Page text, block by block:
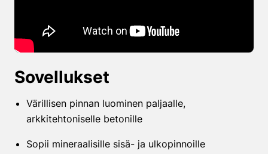
Sovellukset
Värillisen pinnan luominen paljaalle,
arkkitehtoniselle betonille
Sopii mineraalisille sisä- ja ulkopinnoille